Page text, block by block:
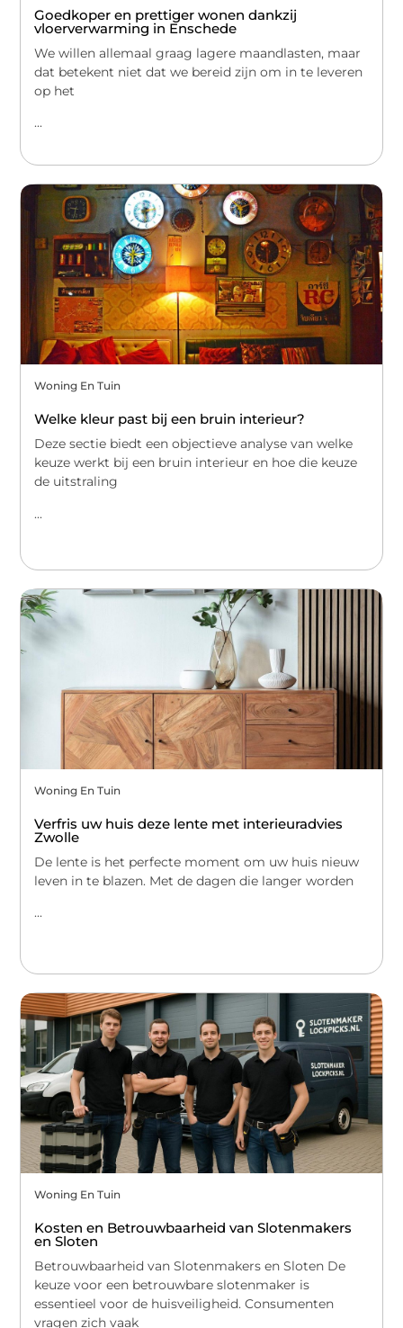
Goedkoper en prettiger wonen dankzij
vloerverwarming in Enschede
We willen allemaal graag lagere maandlasten, maar
dat betekent niet dat we bereid zijn om in te leveren
op het
...
Woning En Tuin
Welke kleur past bij een bruin interieur?
Deze sectie biedt een objectieve analyse van welke
keuze werkt bij een bruin interieur en hoe die keuze
de uitstraling
...
Woning En Tuin
Verfris uw huis deze lente met interieuradvies
Zwolle
De lente is het perfecte moment om uw huis nieuw
leven in te blazen. Met de dagen die langer worden
...
Woning En Tuin
Kosten en Betrouwbaarheid van Slotenmakers
en Sloten
Betrouwbaarheid van Slotenmakers en Sloten De
keuze voor een betrouwbare slotenmaker is
essentieel voor de huisveiligheid. Consumenten
vragen zich vaak